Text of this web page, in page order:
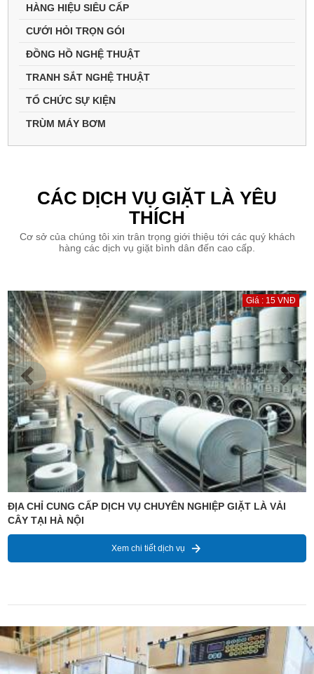
HÀNG HIỆU SIÊU CẤP
CƯỚI HỎI TRỌN GÓI
ĐỒNG HỒ NGHỆ THUẬT
TRANH SẮT NGHỆ THUẬT
TỔ CHỨC SỰ KIỆN
TRÙM MÁY BƠM
CÁC DỊCH VỤ GIẶT LÀ YÊU
THÍCH
Cơ sở của chúng tôi xin trân trọng giới thiệu tới các quý khách
hàng các dịch vụ giặt bình dân đến cao cấp.
Giá : 15 VNĐ
GIẶT XỬ LÝ VẢI CÂY | XƯỞNG GIẶT VẢI CÂY GIÁ RẺ TẠI HÀ
NỘI
Xem chi tiết dịch vụ